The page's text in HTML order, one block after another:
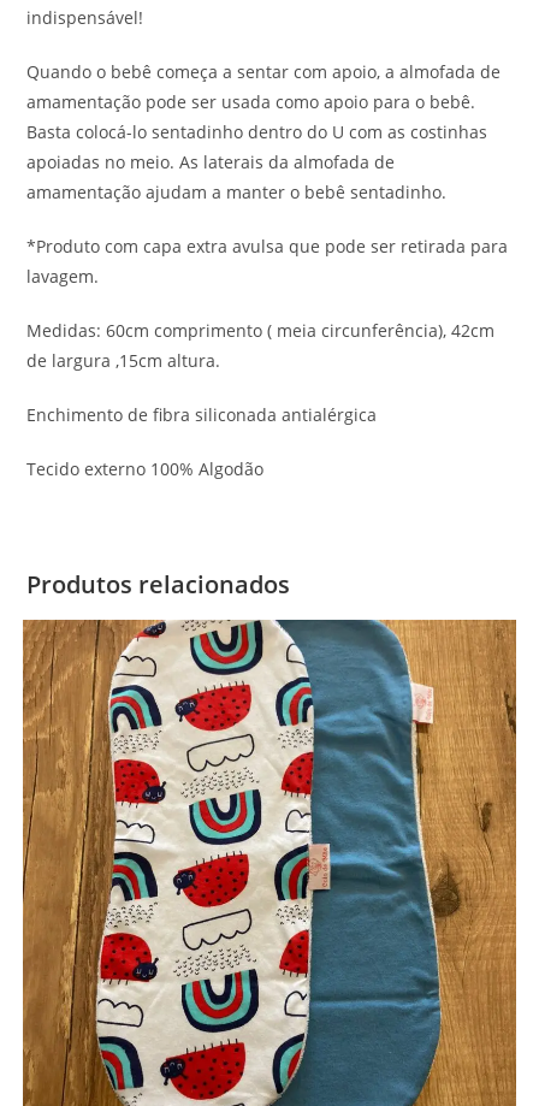
indispensável!
Quando o bebê começa a sentar com apoio, a almofada de
amamentação pode ser usada como apoio para o bebê.
Basta colocá-lo sentadinho dentro do U com as costinhas
apoiadas no meio. As laterais da almofada de
amamentação ajudam a manter o bebê sentadinho.
*Produto com capa extra avulsa que pode ser retirada para
lavagem.
Medidas: 60cm comprimento ( meia circunferência), 42cm
de largura ,15cm altura.
Enchimento de fibra siliconada antialérgica
Tecido externo 100% Algodão
Produtos relacionados